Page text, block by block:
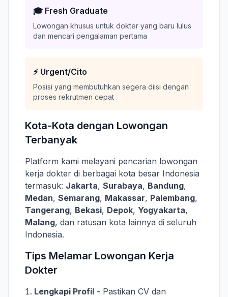
🎓 Fresh Graduate
Lowongan khusus untuk dokter yang baru lulus
dan mencari pengalaman pertama
⚡ Urgent/Cito
Posisi yang membutuhkan segera diisi dengan
proses rekrutmen cepat
Kota-Kota dengan Lowongan
Terbanyak
Platform kami melayani pencarian lowongan
kerja dokter di berbagai kota besar Indonesia
termasuk: Jakarta, Surabaya, Bandung,
Medan, Semarang, Makassar, Palembang,
Tangerang, Bekasi, Depok, Yogyakarta,
Malang, dan ratusan kota lainnya di seluruh
Indonesia.
Tips Melamar Lowongan Kerja
Dokter
Lengkapi Profil - Pastikan CV dan